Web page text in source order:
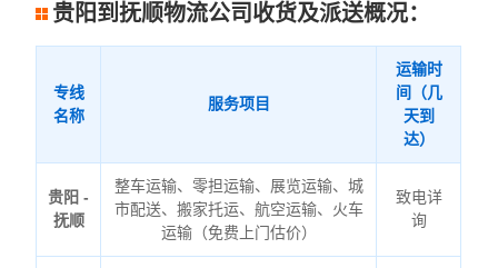
贵阳到抚顺物流公司收货及派送概况：
专线
名称
服务项目
运输时
间（几
天到
达）
贵阳 -
抚顺
整车运输、零担运输、展览运输、城
市配送、搬家托运、航空运输、火车
运输（免费上门估价）
致电详
询